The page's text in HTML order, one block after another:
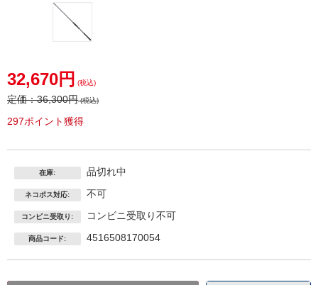
32,670円 (税込)
定価：36,300円(税込)
297ポイント獲得
在庫: 品切れ中
ネコポス対応: 不可
コンビニ受取り: コンビニ受取り不可
商品コード: 4516508170054